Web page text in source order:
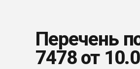
Перечень
7478 от